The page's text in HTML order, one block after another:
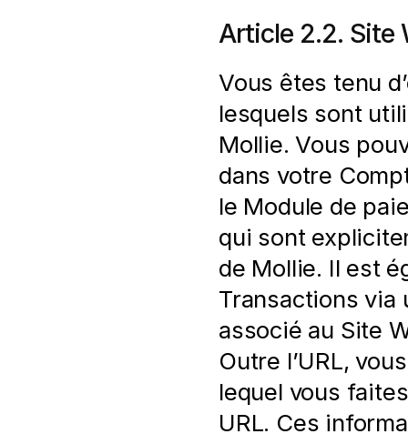
Article 2.2. Site
Vous êtes tenu
lesquels sont
Mollie. Vous
dans votre
le Module de
qui sont
de Mollie. Il est
Transactions via
associé au Site
Outre l’URL,
lequel vous
URL. Ces